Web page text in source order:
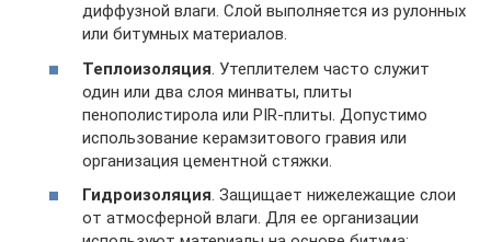
диффузной влаги. Слой выполняется из рулонных
или битумных материалов.
Теплоизоляция . Утеплителем часто служит
один или два слоя минваты, плиты
пенополистирола или PIR-плиты. Допустимо
использование керамзитового гравия или
организация цементной стяжки.
Гидроизоляция. Защищает нижележащие слои
от атмосферной влаги. Для ее организации